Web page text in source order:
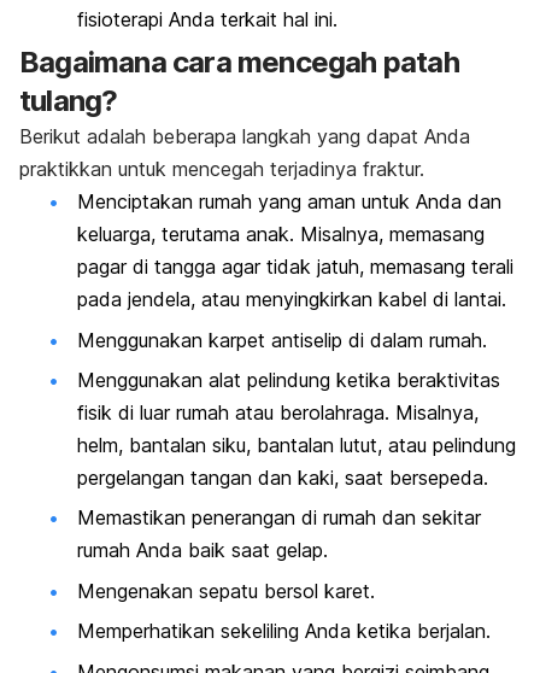
fisioterapi Anda terkait hal ini.
Bagaimana cara mencegah patah
tulang?
Berikut adalah beberapa langkah yang dapat Anda
praktikkan untuk mencegah terjadinya fraktur.
Menciptakan rumah yang aman untuk Anda dan
keluarga, terutama anak. Misalnya, memasang
pagar di tangga agar tidak jatuh, memasang terali
pada jendela, atau menyingkirkan kabel di lantai.
Menggunakan karpet antiselip di dalam rumah.
Menggunakan alat pelindung ketika beraktivitas
fisik di luar rumah atau berolahraga. Misalnya,
helm, bantalan siku, bantalan lutut, atau pelindung
pergelangan tangan dan kaki, saat bersepeda.
Memastikan penerangan di rumah dan sekitar
rumah Anda baik saat gelap.
Mengenakan sepatu bersol karet.
Memperhatikan sekeliling Anda ketika berjalan.